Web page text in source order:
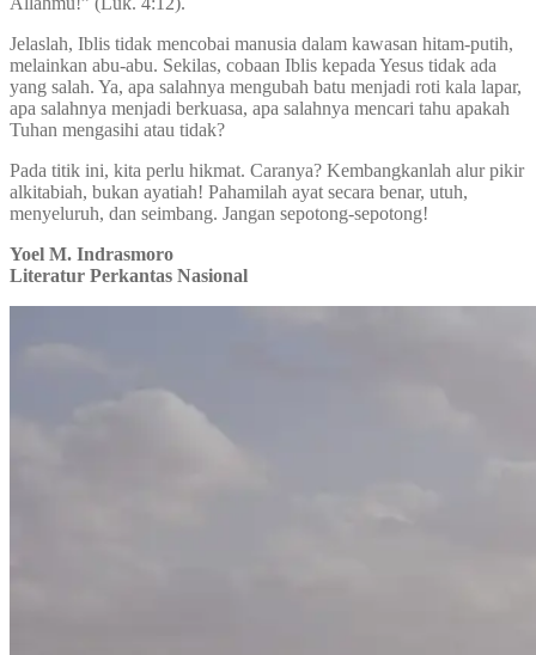
Jelaslah, Iblis tidak mencobai manusia dalam kawasan hitam-putih,
melainkan abu-abu. Sekilas, cobaan Iblis kepada Yesus tidak ada
yang salah. Ya, apa salahnya mengubah batu menjadi roti kala lapar,
apa salahnya menjadi berkuasa, apa salahnya mencari tahu apakah
Tuhan mengasihi atau tidak?
Pada titik ini, kita perlu hikmat. Caranya? Kembangkanlah alur pikir
alkitabiah, bukan ayatiah! Pahamilah ayat secara benar, utuh,
menyeluruh, dan seimbang. Jangan sepotong-sepotong!
Yoel M. Indrasmoro
Literatur Perkantas Nasional